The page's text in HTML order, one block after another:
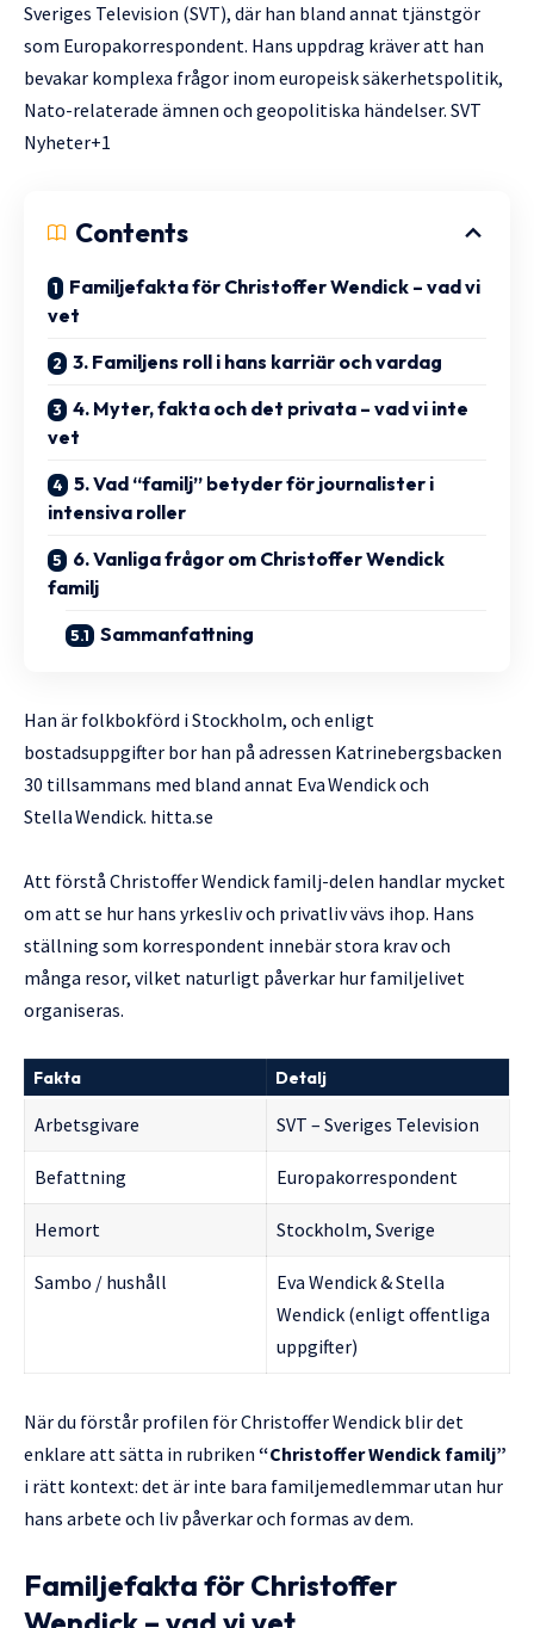
Sveriges Television (SVT), där han bland annat tjänstgör
som Europakorrespondent. Hans uppdrag kräver att han
bevakar komplexa frågor inom europeisk säkerhetspolitik,
Nato-relaterade ämnen och geopolitiska händelser. SVT
Nyheter+1
Contents
Familjefakta för Christoffer Wendick – vad vi
vet
3. Familjens roll i hans karriär och vardag
4. Myter, fakta och det privata – vad vi inte
vet
5. Vad “familj” betyder för journalister i
intensiva roller
6. Vanliga frågor om Christoffer Wendick
familj
Sammanfattning
Han är folkbokförd i Stockholm, och enligt
bostadsuppgifter bor han på adressen Katrinebergsbacken
30 tillsammans med bland annat Eva Wendick och
Stella Wendick. hitta.se
Att förstå Christoffer Wendick familj-delen handlar mycket
om att se hur hans yrkesliv och privatliv vävs ihop. Hans
ställning som korrespondent innebär stora krav och
många resor, vilket naturligt påverkar hur familjelivet
organiseras.
Fakta Detalj
Arbetsgivare SVT – Sveriges Television
Befattning Europakorrespondent
Hemort Stockholm, Sverige
Sambo / hushåll
Eva Wendick & Stella
Wendick (enligt offentliga
uppgifter)
När du förstår profilen för Christoffer Wendick blir det
enklare att sätta in rubriken “Christoffer Wendick familj”
i rätt kontext: det är inte bara familjemedlemmar utan hur
hans arbete och liv påverkar och formas av dem.
Familjefakta för Christoffer